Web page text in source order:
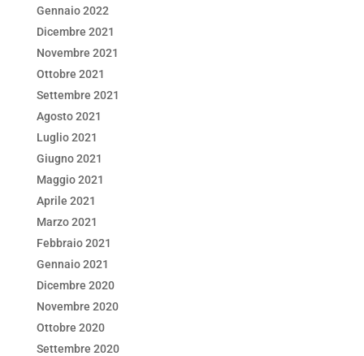
Gennaio 2022
Dicembre 2021
Novembre 2021
Ottobre 2021
Settembre 2021
Agosto 2021
Luglio 2021
Giugno 2021
Maggio 2021
Aprile 2021
Marzo 2021
Febbraio 2021
Gennaio 2021
Dicembre 2020
Novembre 2020
Ottobre 2020
Settembre 2020